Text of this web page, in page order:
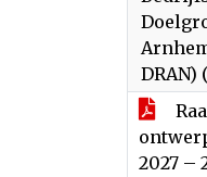
DRAN)
2027 –